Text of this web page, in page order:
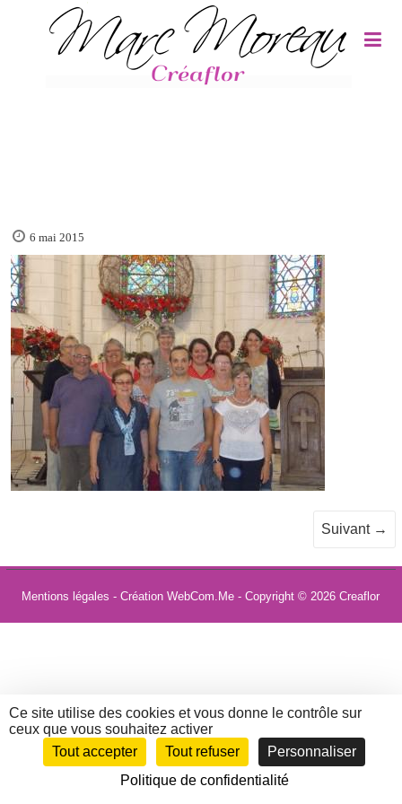
6 mai 2015
Suivant →
Mentions légales - Création WebCom.Me - Copyright © 2026Creaflor
Panneau de gestion des cookies
Ce site utilise des cookies et vous donne le contrôle sur
ceux que vous souhaitez activer
Tout accepter
Tout refuser
Personnaliser
Politique de confidentialité